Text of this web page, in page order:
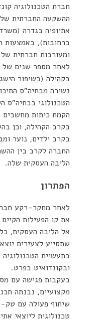
חברת הטכנולוגיה
ההשקעה החברתית
אתיופיה בגדרה
ברחובות), באמצעות
ומעורבות חברתית
לאחר מספר שנים
בקהילה (בשיפור
נשירה מבתיה"ס
הטכנולוגי בבתיה"ס
הקמת כיתות מחשבים
בקרב הקהילה, וכן
בקרב ילדים, נוער
החברה לקרב בין
הליבה העסקית שלה.
הפתרון
לאחר מחקר-רקע
את קו הפעילות
אל הליבה העסקית,
שתסייע לצעירים
בתעשיית
ובקונדואיט בפרט.
בעקבות פגישה עם
מקצועיים, נבנתה
שיתוף פעולה עם
טכנולוגית ליוצאי